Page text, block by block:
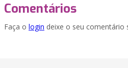
Comentários
Faça o login deixe o seu comentário